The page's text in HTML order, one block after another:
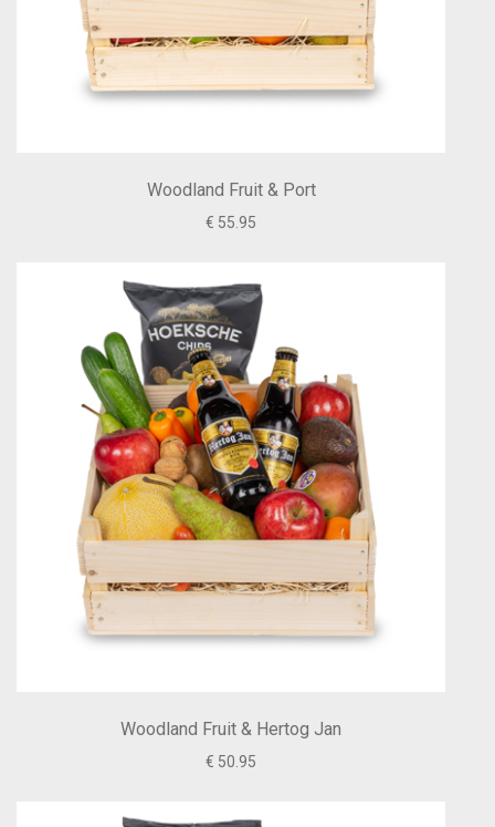
Woodland Fruit & Port
€ 55.95
Woodland Fruit & Hertog Jan
€ 50.95